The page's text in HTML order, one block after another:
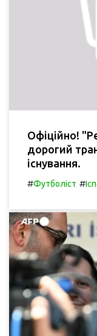
Офіційно!
дорогий
існування.
#Футболіст #